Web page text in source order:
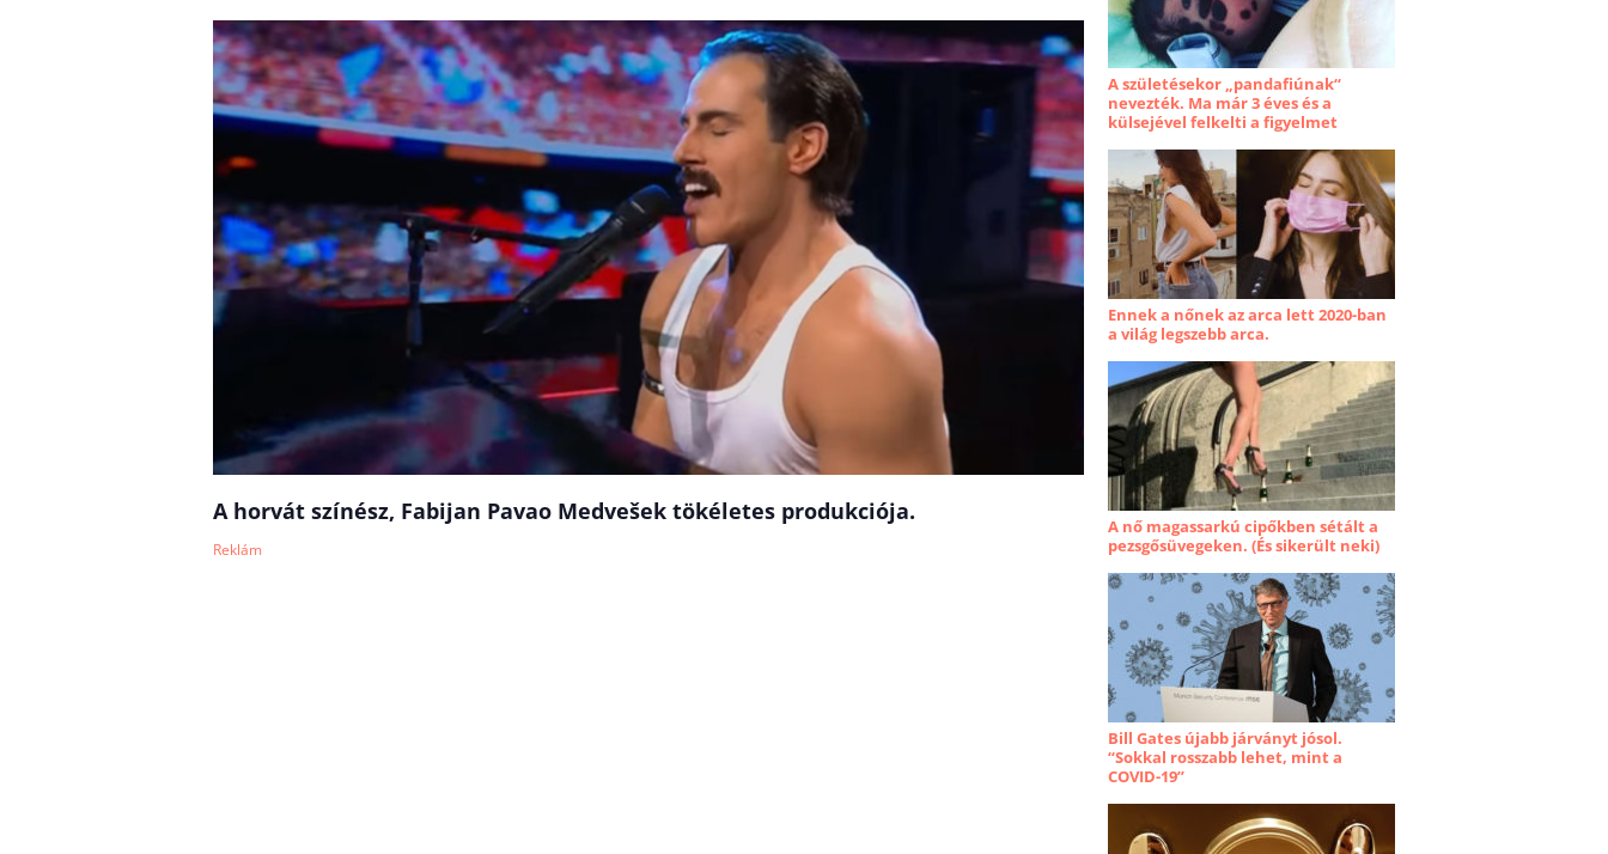
A horvát színész, Fabijan Pavao Medvešek tökéletes produkciója.
Reklám
A születésekor „pandafiúnak“
nevezték. Ma már 3 éves és a
külsejével felkelti a figyelmet
Ennek a nőnek az arca lett 2020-ban
a világ legszebb arca.
A nő magassarkú cipőkben sétált a
pezsgősüvegeken. (És sikerült neki)
Bill Gates újabb járványt jósol.
“Sokkal rosszabb lehet, mint a
COVID-19”